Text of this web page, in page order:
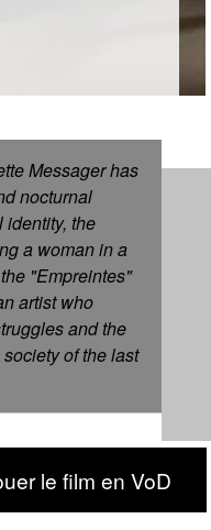
Messager has
nocturnal
identity, the
a woman in a
"Empreintes"
artist who
and the
of the last
le film en VoD